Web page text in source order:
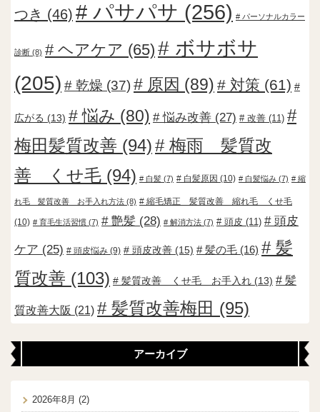
つき (46) パサパサ (256) パーソナルカラー
診断 (8) ヘアケア (65)
ボサボサ
(205)
乾燥 (37) 原因 (89) 対策 (61)
広がる (13) 悩み (80) 悩み改善 (27) 改善 (11)
梅田髪質改善 (94)
梅雨 髪質改
善 くせ毛 (94) 白髪 (7) 白髪原因 (10) 白髪悩み (7) 縮
れ毛 髪質改善 お手入れ方法 (8) 縮毛矯正 髪質改善 縮れ毛 くせ毛
(10) 育毛生活習慣 (7) 艶髪 (28) 解消方法 (7) 頭皮 (11) 頭皮
ケア (25) 頭皮悩み (9) 頭皮改善 (15) 髪の毛 (16)
髪
質改善 (103) 髪質改善 くせ毛 お手入れ (13) 髪
質改善大阪 (21) 髪質改善梅田 (95)
アーカイブ
2026年8月 (2)